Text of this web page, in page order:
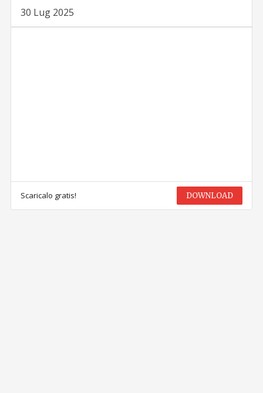
30 Lug 2025
Scaricalo gratis! DOWNLOAD